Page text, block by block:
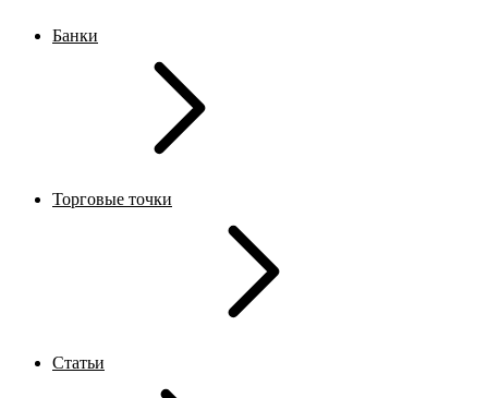
Банки
Торговые точки
Статьи